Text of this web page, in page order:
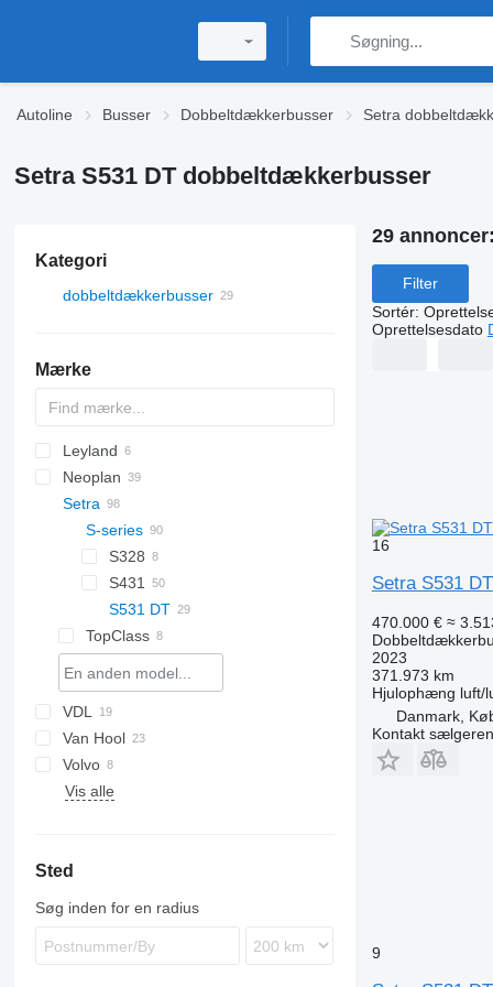
Autoline Busser Dobbeltdækkerbusser Setra
Setra S531 DT dobbeltdækkerbusser
Kategori
dobbeltdækkerbusser
Mærke
KLQ
Leyland
A-series
Neoplan
Cityliner
Megaliner
Skyliner
Setra
S-series
S328
S431
S531 DT
TopClass
Axial
VDL
Futura
Van Hool
Astromega
T-series
Volvo
B-series
ZK
Vis alle
Sted
Søg inden for en radius
29
Filter
Sortér:
Oprettelsesdato
16
Setra S531 DT
470.000 € ≈
2023
371.973 km
Hjulophæng luft/
Danmark,
Kontakt sælgeren
9